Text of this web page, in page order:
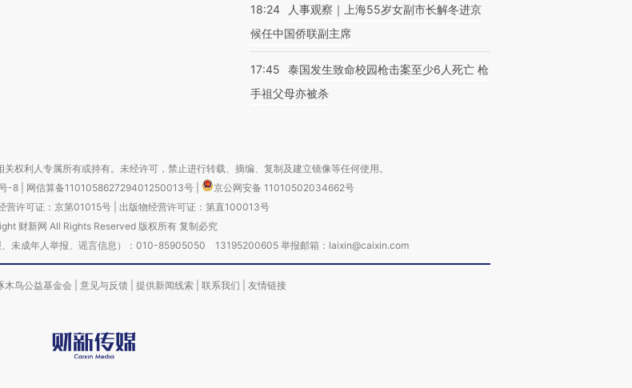
18:24
人事观察｜上海55岁女副市长解冬进京
候任中国侨联副主席
17:45
泰国发生致命校园枪击案至少6人死亡 枪
手祖父母亦被杀
权利人专属所有或持有。未经许可，禁止进行转载、摘编、复制及建立镜像等任何使用。
-8 网信算备110105862729401250013号
京公网安备 11010502034662号
营许可证：京第01015号| 出版物经营许可证：第直100013号
财新网 All Rights Reserved 版权所有 复制必究
、未成年人举报、谣言信息）：010-85905050 13195200605 举报邮箱：laixin@caixin.com
木鸟公益基金会 意见与反馈 提供新闻线索 联系我们 友情链接